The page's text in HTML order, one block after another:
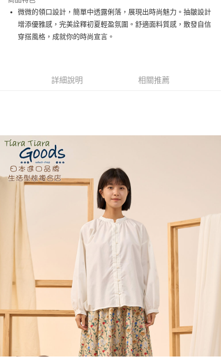
Apple Pay
街口支付
便利好安心！
１．簡單：不需註冊會員、不需綁卡、不需儲值。
２．便利：只要手機號碼，簡訊認證，即可結帳。
３．安心：先確認商品／服務後，再付款。
【「AFTEE先享後付」結帳流程】
１．於結帳方式選擇「AFTEE先享後付」後，將跳轉至「AFTEE先享後付」
結帳頁面，進行簡訊認證並確認金額後，即可完成結帳。
２．訂單成立數日內，您將收到繳費通知簡訊。
３．收到繳費通知簡訊後14天內，點擊此簡訊中的連結，可透過四大超商／
ATM／網路銀行／等多元方式進行付款，方視為交易完成。
※ 請注意：結帳手續完成當下不需立刻繳費，但若您需要取消訂單，請聯絡
購買商品的店家。未經商家同意取消之訂單仍視為有效，需透過AFTEE先享
※ 交易是否成功請以「AFTEE先享後付 」之結帳頁面顯示為準，若有關於
是否繳費成功／繳費後需取消欲退款等相關疑問，請聯繫「AFTEE先享後付
客戶支援中心」https://netprotections.freshdesk.com/support/home
１．透過由恩沛科技股份有限公司提供之「AFTEE先享後付」服務完成之交
易，需依本服務之必要範圍內提供個人資料，並將交易相關給付款項請求債
權轉讓予恩沛科技股份有限公司。
２．關於個人資料處理事宜，請瀏覽以下網址：
https://aftee.tw/terms/#terms3
３．未成年的使用者請事先徵得法定代理人或監護人之同意方可使用
運送方式
全家取貨付款
每筆NT$60，滿NT$1,800(含以上)免運費
付款後全家取貨
每筆NT$60，滿NT$1,800(含以上)免運費
7-11取貨付款
每筆NT$60，滿NT$2,000(含以上)免運費
付款後7-11取貨
每筆NT$60，滿NT$2,000(含以上)免運費
黑貓宅急便(包裹尺寸60cm以下)
每筆NT$100，滿NT$2,000(含以上)免運費
黑貓宅急便(包裹尺寸90cm以下)
每筆NT$140，滿NT$2,000(含以上)免運費
微微的領口設計，簡單中透露俐落，展現出時尚魅力。抽皺設計
增添優雅感，完美詮釋初夏輕盈氛圍。舒適面料質感，散發自信
穿搭風格，成就你的時尚宣言。
詳細說明 相關推薦